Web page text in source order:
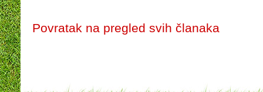
Povratak na pregled svih članaka